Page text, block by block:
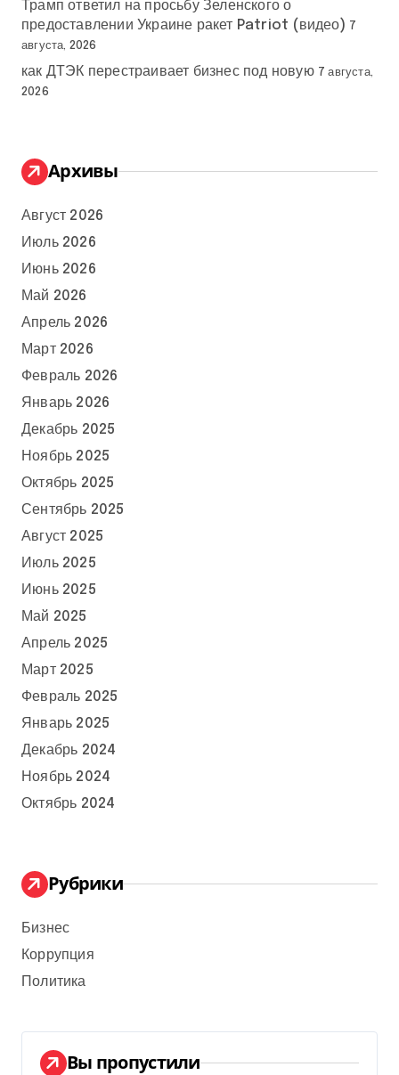
Трамп ответил на просьбу Зеленского о
предоставлении Украине ракет Patriot (видео) 7
августа, 2026
как ДТЭК перестраивает бизнес под новую 7 августа,
2026
Архивы
Август 2026
Июль 2026
Июнь 2026
Май 2026
Апрель 2026
Март 2026
Февраль 2026
Январь 2026
Декабрь 2025
Ноябрь 2025
Октябрь 2025
Сентябрь 2025
Август 2025
Июль 2025
Июнь 2025
Май 2025
Апрель 2025
Март 2025
Февраль 2025
Январь 2025
Декабрь 2024
Ноябрь 2024
Октябрь 2024
Рубрики
Бизнес
Коррупция
Политика
Вы пропустили